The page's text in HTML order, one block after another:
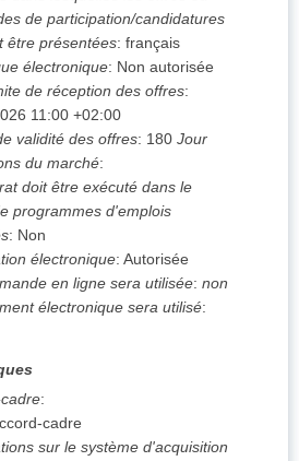
de participation/candidatures
être présentées: français
électronique: Non autorisée
de réception des offres:
11:00 +02:00
validité des offres: 180 Jour
du marché:
doit être exécuté dans le
programmes d'emplois
: Non
électronique: Autorisée
en ligne sera utilisée: non
électronique sera utilisé:
:
cadre
sur le système d'acquisition